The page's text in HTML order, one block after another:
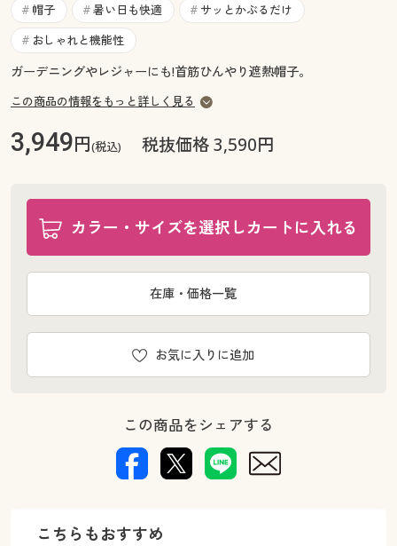
お気に入り
サポート
サポート
ご利用ガイド
# 帽子 # 暑い日も快適 # サッとかぶるだけ
# おしゃれと機能性
ガーデニングやレジャーにも!首筋ひんやり遮熱帽子。
この商品の情報をもっと詳しく見る
3,949円(税込) 税抜価格 3,590円
カラー・サイズを選択しカートに入れる
お気に入りに追加
在庫・価格一覧
この商品をシェアする
こちらもおすすめ